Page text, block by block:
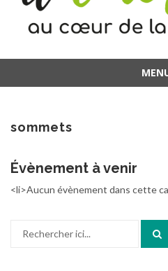
contenu
sommets
Évènement à venir
<li>Aucun évènement dans cette